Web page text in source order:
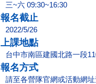
三~六 09:30~16:30
報名截止
2022/5/26
上課地點
台中市南區建國北路一段
報名方式
請至各營隊官網或活動網址